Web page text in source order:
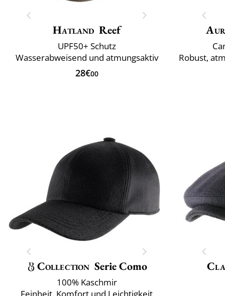
Hatland Reef
UPF50+ Schutz
Wasserabweisend und atmungsaktiv
28€00
Collection Serie Como
100% Kaschmir
Feinheit, Komfort und Leichtigkeit